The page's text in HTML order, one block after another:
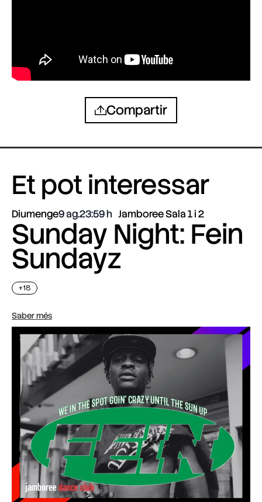
Compartir
Et pot interessar
Diumenge9 ag.23:59 Jamboree Sala 1 i 2
Sunday Night: Fein
Sundayz
+18
Saber més